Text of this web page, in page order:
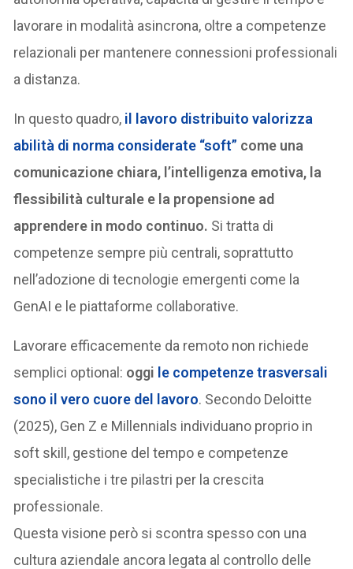
lavorare in modalità asincrona, oltre a competenze
relazionali per mantenere connessioni professionali
a distanza.
In questo quadro, il lavoro distribuito valorizza
abilità di norma considerate “soft” come una
comunicazione chiara, l’intelligenza emotiva, la
flessibilità culturale e la propensione ad
apprendere in modo continuo. Si tratta di
competenze sempre più centrali, soprattutto
nell’adozione di tecnologie emergenti come la
GenAI e le piattaforme collaborative.
Lavorare efficacemente da remoto non richiede
semplici optional: oggi le competenze trasversali
sono il vero cuore del lavoro. Secondo Deloitte
(2025), Gen Z e Millennials individuano proprio in
soft skill, gestione del tempo e competenze
specialistiche i tre pilastri per la crescita
professionale.
Questa visione però si scontra spesso con una
cultura aziendale ancora legata al controllo delle